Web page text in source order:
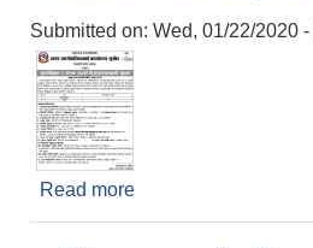
Submitted on: Wed, 01/22/2020 -
Read more